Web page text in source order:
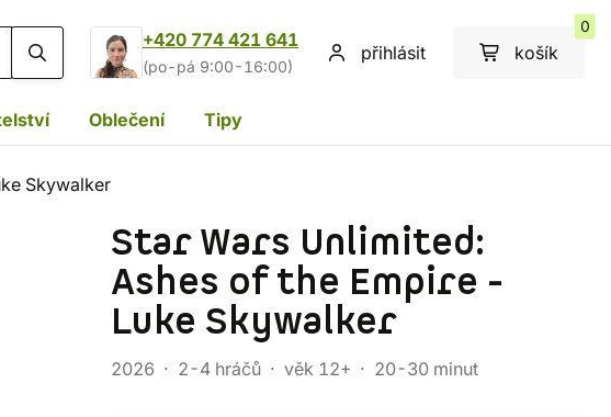
+420 774 421 641
(po-pá 9:00-16:00)
přihlásit košík
0
Oblečení Tipy
Skywalker
Star Wars Unlimited:
Ashes of the Empire -
Luke Skywalker
2026 2-4 hráčů věk 12+ 20-30 minut